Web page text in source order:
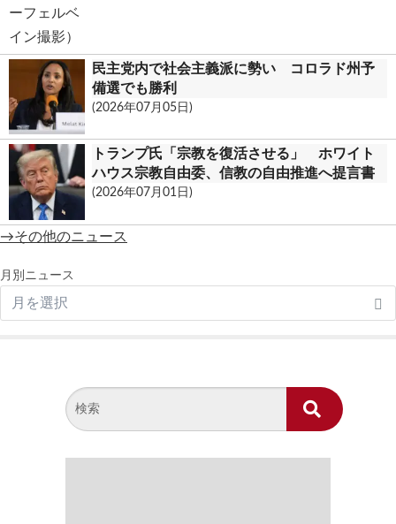
民主党内で社会主義派に勢い コロラド州予
備選でも勝利
(2026年07月05日)
トランプ氏「宗教を復活させる」 ホワイト
ハウス宗教自由委、信教の自由推進へ提言書
(2026年07月01日)
→その他のニュース
月別ニュース